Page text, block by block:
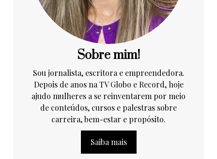
Sobre mim!
Sou jornalista, escritora e empreendedora.
Depois de anos na TV Globo e Record, hoje
ajudo mulheres a se reinventarem por meio
de conteúdos, cursos e palestras sobre
carreira, bem-estar e propósito.
Saiba mais